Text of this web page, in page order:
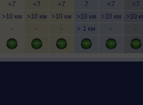
<7
>10 км
-
<7
>10 км
-
<7
>10 км
-
7
>10 км
> 1 км
<7
>10 км
-
<7
>10
-